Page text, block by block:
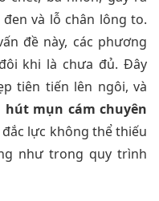
và lỗ chân lông to.
đề này, các phương
khi là chưa đủ. Đây
tiên tiến lên ngôi, và
mụn cám chuyên
lực không thể thiếu
như trong quy trình